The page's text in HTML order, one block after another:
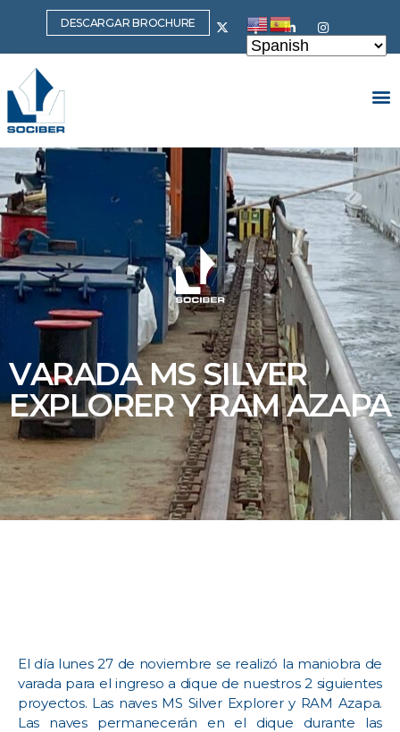
DESCARGAR BROCHURE
VARADA MS SILVER
EXPLORER Y RAM AZAPA
El día lunes 27 de noviembre se realizó la maniobra de
varada para el ingreso a dique de nuestros 2 siguientes
proyectos. Las naves MS Silver Explorer y RAM Azapa.
Las naves permanecerán en el dique durante las